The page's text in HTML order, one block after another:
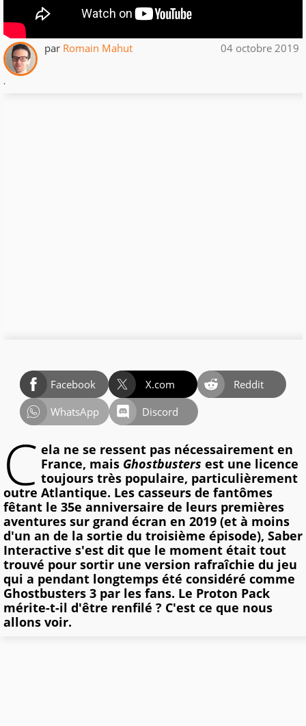
par Romain Mahut 04 octobre 2019
.
Facebook X.com
Reddit
WhatsApp
Discord
C ela ne se ressent pas nécessairement en
France, mais Ghostbusters est une licence
toujours très populaire, particulièrement
outre Atlantique. Les casseurs de fantômes
fêtant le 35e anniversaire de leurs premières
aventures sur grand écran en 2019 (et à moins
d'un an de la sortie du troisième épisode), Saber
Interactive s'est dit que le moment était tout
trouvé pour sortir une version rafraîchie du jeu
qui a pendant longtemps été considéré comme
Ghostbusters 3 par les fans. Le Proton Pack
mérite-t-il d'être renfilé ? C'est ce que nous
allons voir.